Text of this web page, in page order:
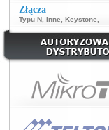
Złącza
Typu N Inne Keystone